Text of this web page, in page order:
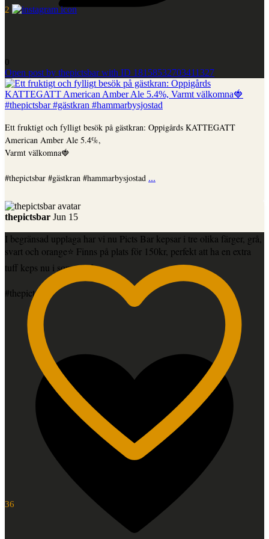
2
0
Open post by thepictsbar with ID 18158532703411327
Ett fruktigt och fylligt besök på gästkran: Oppigårds KATTEGATT
American Amber Ale 5.4%,
Varmt välkomna🍓
#thepictsbar #gästkran #hammarbysjostad ...
36
thepictsbar Jun 15
I begränsad upplaga har vi nu Picts Bar kepsar i tre olika färger, grå,
svart och orange⭐️ Finns på plats för 150kr, perfekt att ha en extra
tuff keps nu i sommar🍻
#thepictsbar